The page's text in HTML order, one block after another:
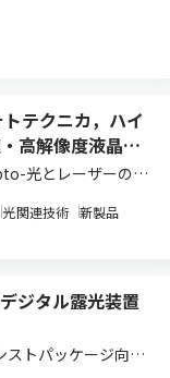
テクニカ，ハイ
高解像度液晶空
光とレーザーの科
ーザー加工，通信
むLCOS反射型
光関連技術 新製品
ジタル露光装置
ストパッケージ向け